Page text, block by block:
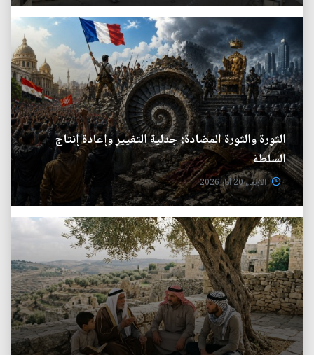
الثورة والثورة المضادة: جدلية التغيير وإعادة إنتاج
السلطة
الأربعاء 20 آيار 2026